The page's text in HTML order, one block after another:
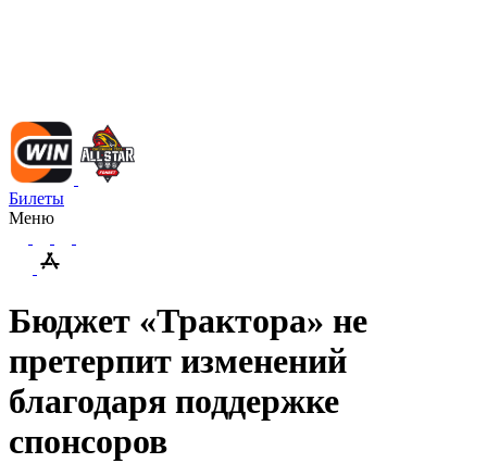
Билеты
Меню
Бюджет «Трактора» не
претерпит изменений
благодаря поддержке
спонсоров